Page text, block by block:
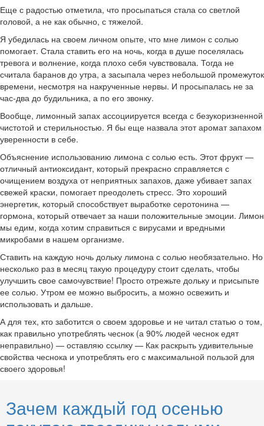
Еще с радостью отметила, что просыпаться стала со светлой
головой, а не как обычно, с тяжелой.
Я убедилась на своем личном опыте, что мне лимон с солью
помогает. Стала ставить его на ночь, когда в душе поселялась
тревога и волнение, когда плохо себя чувствовала. Тогда не
считала баранов до утра, а засыпала через небольшой промежуток
времени, несмотря на накрученные нервы. И просыпалась не за
час-два до будильника, а по его звонку.
Вообще, лимонный запах ассоциируется всегда с безукоризненной
чистотой и стерильностью. Я бы еще назвала этот аромат запахом
уверенности в себе.
Объяснение использованию лимона с солью есть. Этот фрукт —
отличный антиоксидант, который прекрасно справляется с
очищением воздуха от неприятных запахов, даже убивает запах
свежей краски, помогает преодолеть стресс. Это хороший
энергетик, который способствует выработке серотонина —
гормона, который отвечает за наши положительные эмоции. Лимон
мы едим, когда хотим справиться с вирусами и вредными
микробами в нашем организме.
Ставить на каждую ночь дольку лимона с солью необязательно. Но
несколько раз в месяц такую процедуру стоит сделать, чтобы
улучшить свое самочувствие! Просто отрежьте дольку и присыпьте
ее солью. Утром ее можно выбросить, а можно освежить и
использовать и дальше.
А для тех, кто заботится о своем здоровье и не читал статью о том,
как правильно употреблять чеснок (а 90% людей чеснок едят
неправильно) — оставляю ссылку — Как раскрыть удивительные
свойства чеснока и употреблять его с максимальной пользой для
своего здоровья!
Зачем каждый год осенью